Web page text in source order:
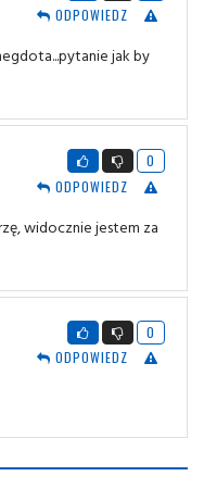
ODPOWIEDZ
jak by
0
ODPOWIEDZ
widocznie jestem za
0
ODPOWIEDZ